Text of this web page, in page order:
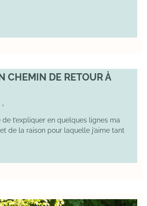
CHEMIN DE RETOUR À
•
t’expliquer en quelques lignes ma
de la raison pour laquelle j’aime tant